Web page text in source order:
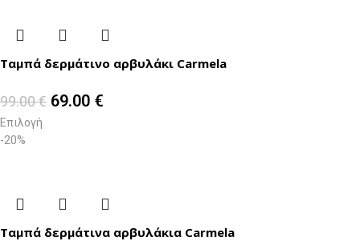
Ταμπά δερμάτινο αρβυλάκι Carmela
99.00€ 69.00 €
Επιλογή
-20%
Ταμπά δερμάτινα αρβυλάκια Carmela